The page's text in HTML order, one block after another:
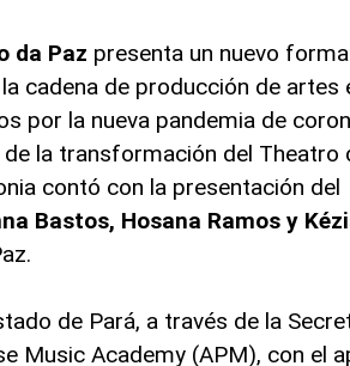
da Paz presenta un nuevo
cadena de producción de artes
por la nueva pandemia de
la transformación del Theatro
contó con la presentación
Bastos, Hosana Ramos y
de Pará, a través de la
Music Academy (APM), con el